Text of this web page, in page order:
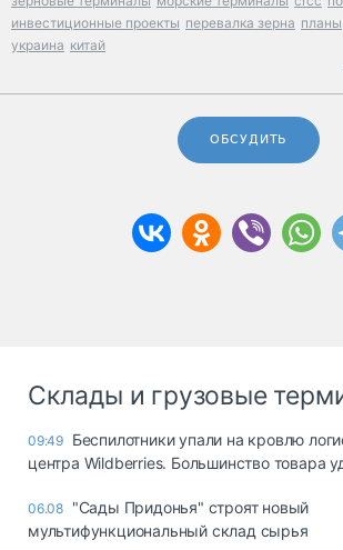
инвестиционные проекты перевалка зерна планы
украина китай
ОБСУДИТЬ
Склады и грузовые
09:49 Беспилотники упали на кровлю
центра Wildberries. Большинство товара
06.08 "Сады Придонья" строят новый
мультифункциональный склад сырья